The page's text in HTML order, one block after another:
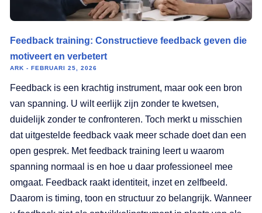
Feedback training: Constructieve feedback geven die
motiveert en verbetert
ARK FEBRUARI 25, 2026
Feedback is een krachtig instrument, maar ook een bron
van spanning. U wilt eerlijk zijn zonder te kwetsen,
duidelijk zonder te confronteren. Toch merkt u misschien
dat uitgestelde feedback vaak meer schade doet dan een
open gesprek. Met feedback training leert u waarom
spanning normaal is en hoe u daar professioneel mee
omgaat. Feedback raakt identiteit, inzet en zelfbeeld.
Daarom is timing, toon en structuur zo belangrijk. Wanneer